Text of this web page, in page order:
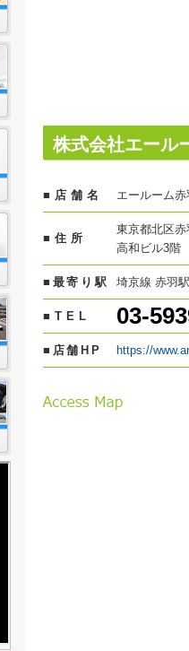
株式会社エール
■店舗名 エールーム赤
■住所
東京都北区
高和ビル3階
■最寄り駅 埼京線 赤羽
■TEL 03-
■店舗HP https://